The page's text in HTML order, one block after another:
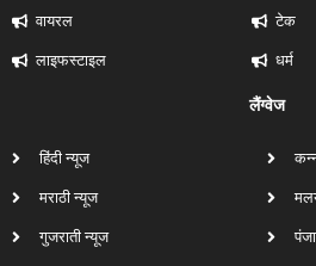
वायरल
लाइफस्टाइल
टेक
धर्म
लैंग्वेज
हिंदी न्यूज
मराठी न्यूज
गुजराती न्यूज